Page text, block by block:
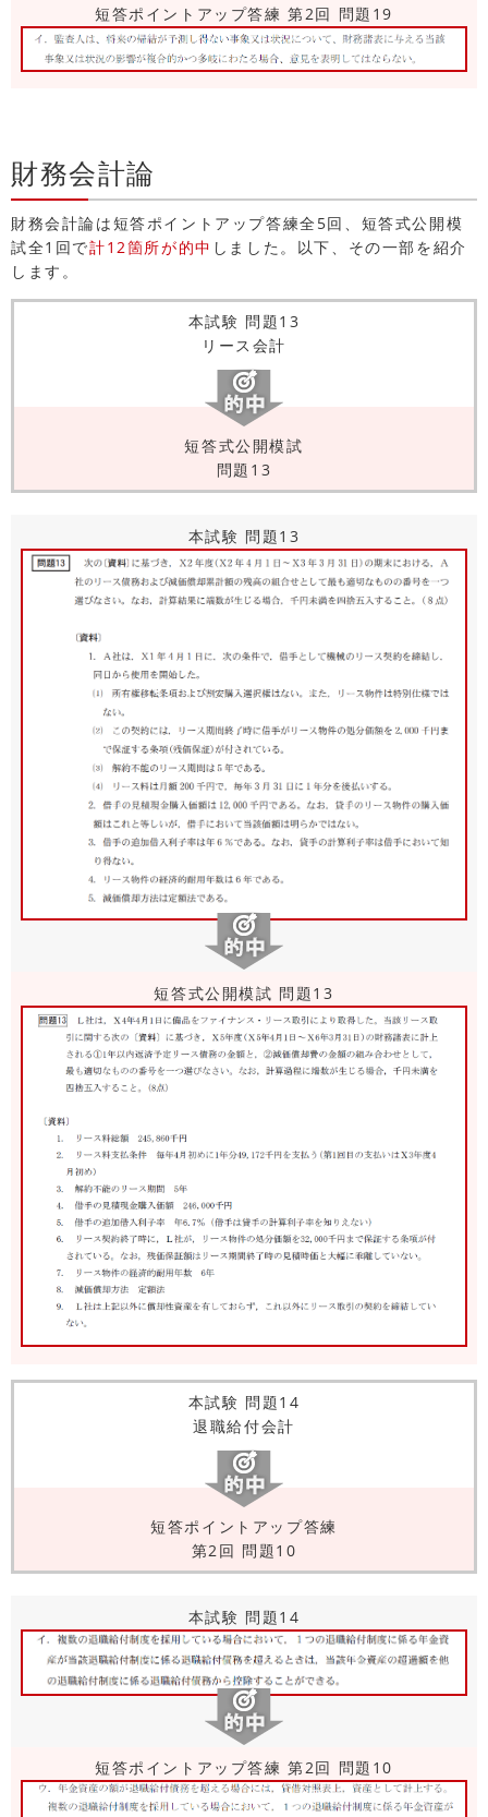
短答ポイントアップ答練 第2回 問題19
財務会計論
財務会計論は短答ポイントアップ答練全5回、短答式公開模
試全1回で計12箇所が的中 しました。以下、その一部を紹介
します。
本試験 問題13
リース会計
短答式公開模試
問題13
本試験 問題13
短答式公開模試 問題13
本試験 問題14
退職給付会計
短答ポイントアップ答練
第2回 問題10
本試験 問題14
短答ポイントアップ答練 第2回 問題10